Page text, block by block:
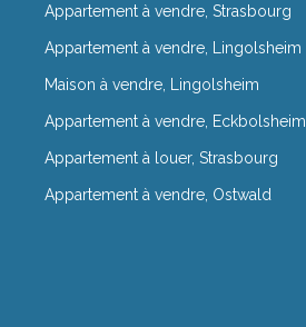
Appartement à vendre, Strasbourg
Appartement à vendre, Lingolsheim
Maison à vendre, Lingolsheim
Appartement à vendre, Eckbolsheim
Appartement à louer, Strasbourg
Appartement à vendre, Ostwald